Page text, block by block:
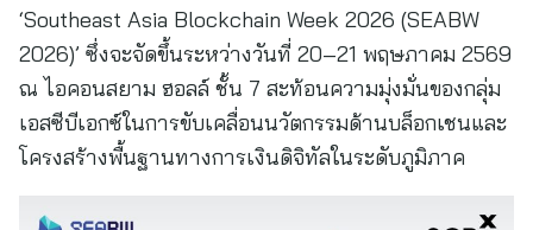
‘Southeast Asia Blockchain Week 2026 (SEABW
2026)’ ซึ่งจะจัดขึ้นระหว่างวันที่ 20–21 พฤษภาคม 2569
ณ ไอคอนสยาม ฮอลล์ ชั้น 7 สะท้อนความมุ่งมั่นของกลุ่ม
เอสซีบีเอกซ์ในการขับเคลื่อนนวัตกรรมด้านบล็อกเชนและ
โครงสร้างพื้นฐานทางการเงินดิจิทัลในระดับภูมิภาค